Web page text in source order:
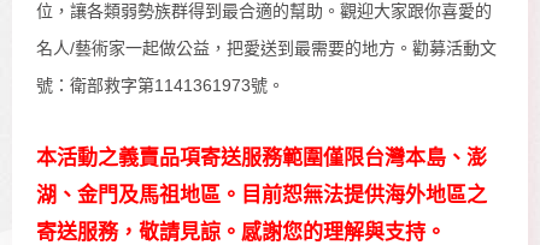
位，讓各類弱勢族群得到最合適的幫助。觀迎大家跟你喜愛的
名人/藝術家一起做公益，把愛送到最需要的地方。勸募活動文
號：衛部救字第1141361973號。
本活動之義賣品項寄送服務範圍僅限台灣本島、澎
湖、金門及馬祖地區。目前恕無法提供海外地區之
寄送服務，敬請見諒。感謝您的理解與支持。